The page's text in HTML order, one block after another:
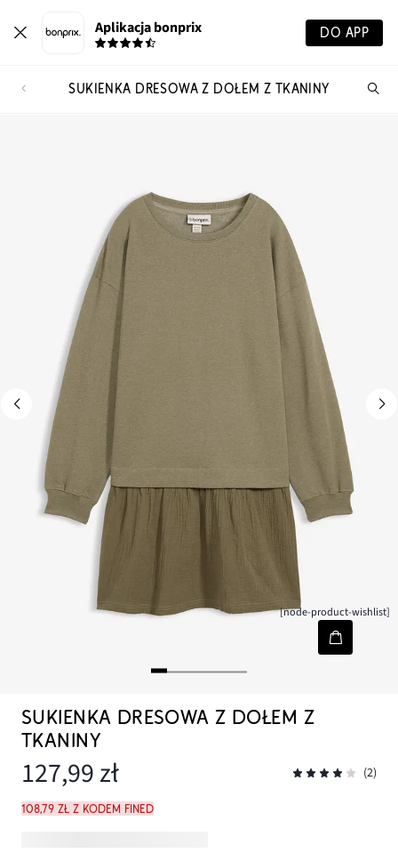
Aplikacja bonprix DO APP
SUKIENKA DRESOWA Z DOŁEM Z TKANINY
[node-product-wishlist]
SUKIENKA DRESOWA Z DOŁEM Z
TKANINY
127,99 zł (2)
108,79 zł z kodem FINED